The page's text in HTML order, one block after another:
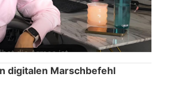
digitalen Marschbefehl